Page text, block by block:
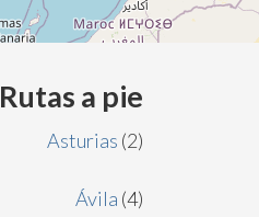
Rutas a pie
Asturias (2)
Ávila (4)